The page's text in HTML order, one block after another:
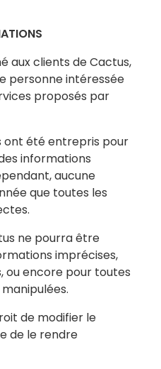
aux clients de Cactus,
personne intéressée
proposés par
ont été entrepris pour
informations
aucune
que toutes les
ne pourra être
imprécises,
ou encore pour toutes
de modifier le
de le rendre